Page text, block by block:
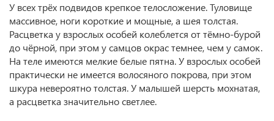
У всех трёх подвидов крепкое телосложение. Туловище
массивное, ноги короткие и мощные, а шея толстая.
Расцветка у взрослых особей колеблется от тёмно-бурой
до чёрной, при этом у самцов окрас темнее, чем у самок.
На теле имеются мелкие белые пятна. У взрослых особей
практически не имеется волосяного покрова, при этом
шкура невероятно толстая. У малышей шерсть мохнатая,
а расцветка значительно светлее.